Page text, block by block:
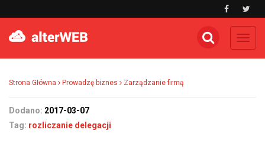
Strona Główna Prowadzę biznes Zarządzanie firmą
Dodano: 2017-03-07
Tag: rozliczanie delegacji